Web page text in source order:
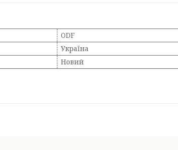
ODF
Україна
Новий